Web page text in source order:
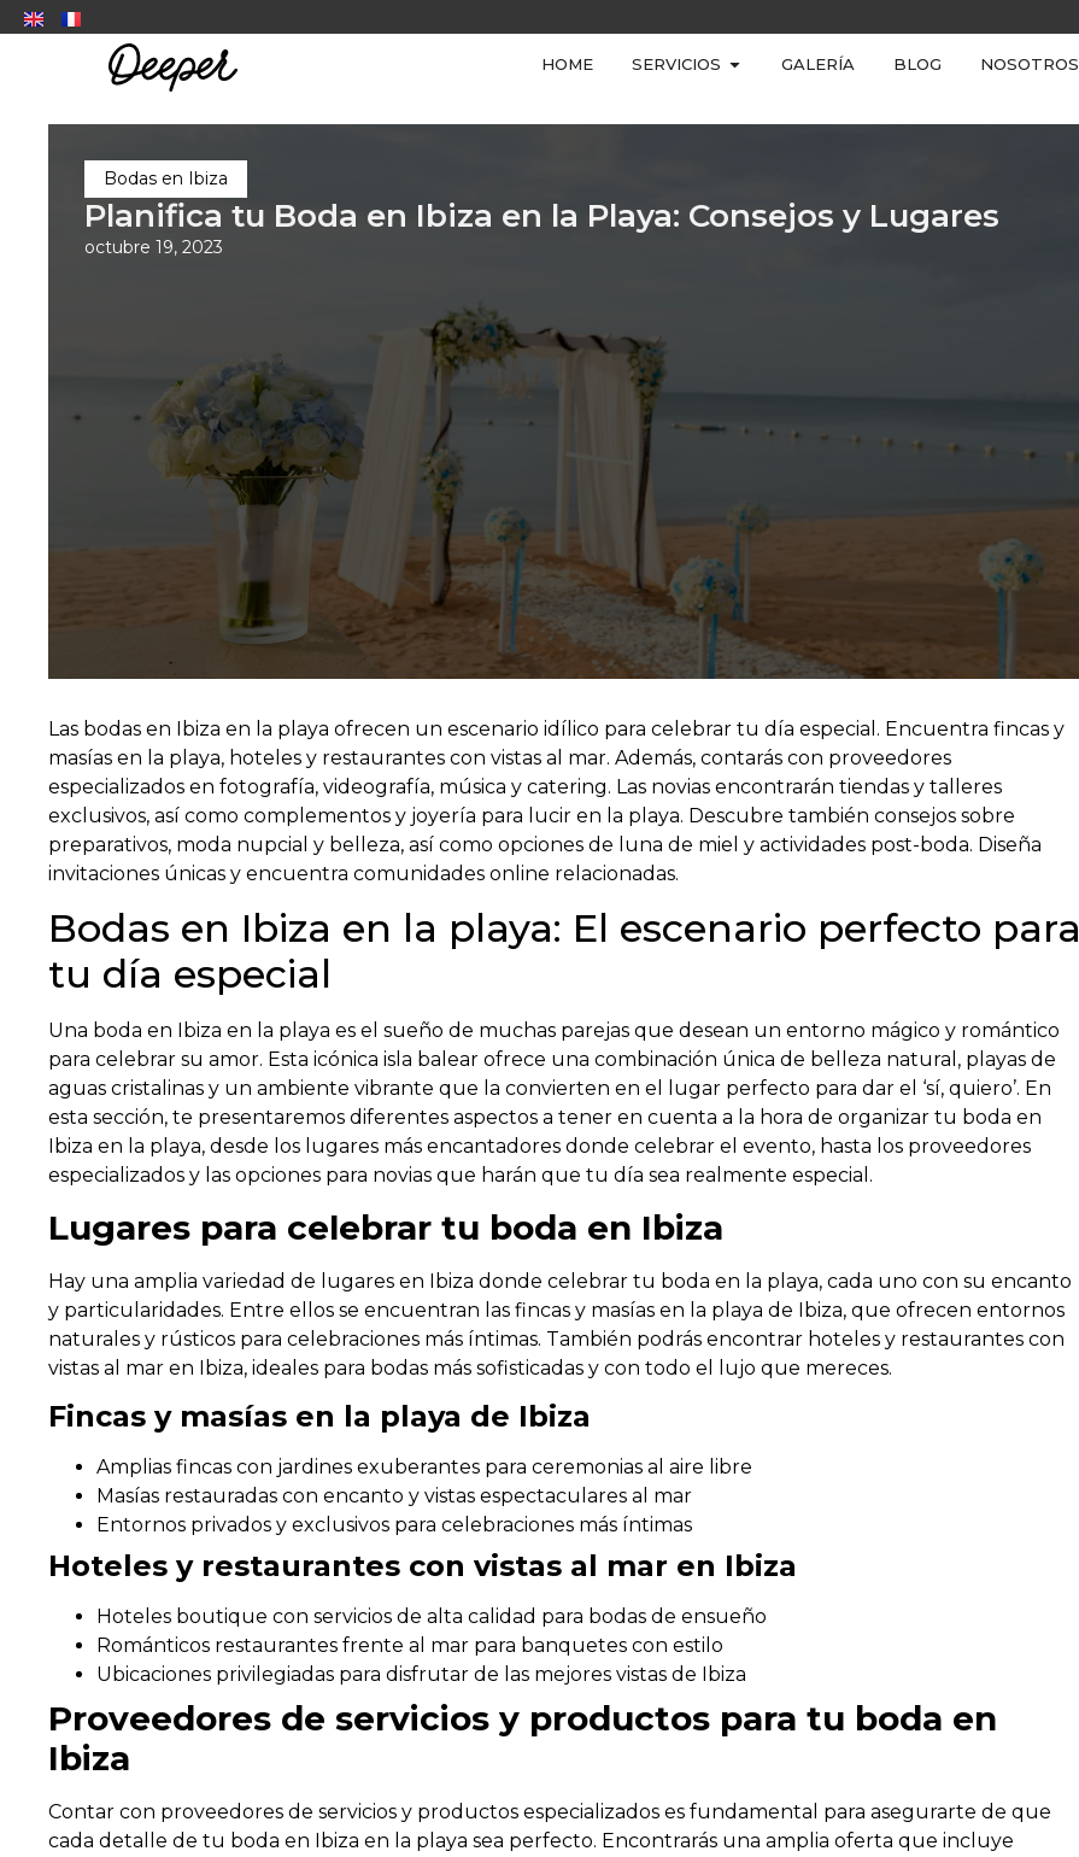
HOME SERVICIOS GALERÍA BLOG NOSOTROS
Bodas en Ibiza
Planifica tu Boda en Ibiza en la Playa: Consejos y Lugares
octubre 19, 2023
Las bodas en Ibiza en la playa ofrecen un escenario idílico para celebrar tu día especial. Encuentra fincas y
masías en la playa, hoteles y restaurantes con vistas al mar. Además, contarás con proveedores
especializados en fotografía, videografía, música y catering. Las novias encontrarán tiendas y talleres
exclusivos, así como complementos y joyería para lucir en la playa. Descubre también consejos sobre
preparativos, moda nupcial y belleza, así como opciones de luna de miel y actividades post-boda. Diseña
invitaciones únicas y encuentra comunidades online relacionadas.
Bodas en Ibiza en la playa: El escenario perfecto para
tu día especial
Una boda en Ibiza en la playa es el sueño de muchas parejas que desean un entorno mágico y romántico
para celebrar su amor. Esta icónica isla balear ofrece una combinación única de belleza natural, playas de
aguas cristalinas y un ambiente vibrante que la convierten en el lugar perfecto para dar el ‘sí, quiero’. En
esta sección, te presentaremos diferentes aspectos a tener en cuenta a la hora de organizar tu boda en
Ibiza en la playa, desde los lugares más encantadores donde celebrar el evento, hasta los proveedores
especializados y las opciones para novias que harán que tu día sea realmente especial.
Lugares para celebrar tu boda en Ibiza
Hay una amplia variedad de lugares en Ibiza donde celebrar tu boda en la playa, cada uno con su encanto
y particularidades. Entre ellos se encuentran las fincas y masías en la playa de Ibiza, que ofrecen entornos
naturales y rústicos para celebraciones más íntimas. También podrás encontrar hoteles y restaurantes con
vistas al mar en Ibiza, ideales para bodas más sofisticadas y con todo el lujo que mereces.
Fincas y masías en la playa de Ibiza
Amplias fincas con jardines exuberantes para ceremonias al aire libre
Masías restauradas con encanto y vistas espectaculares al mar
Entornos privados y exclusivos para celebraciones más íntimas
Hoteles y restaurantes con vistas al mar en Ibiza
Hoteles boutique con servicios de alta calidad para bodas de ensueño
Románticos restaurantes frente al mar para banquetes con estilo
Ubicaciones privilegiadas para disfrutar de las mejores vistas de Ibiza
Proveedores de servicios y productos para tu boda en
Ibiza
Contar con proveedores de servicios y productos especializados es fundamental para asegurarte de que
cada detalle de tu boda en Ibiza en la playa sea perfecto. Encontrarás una amplia oferta que incluye